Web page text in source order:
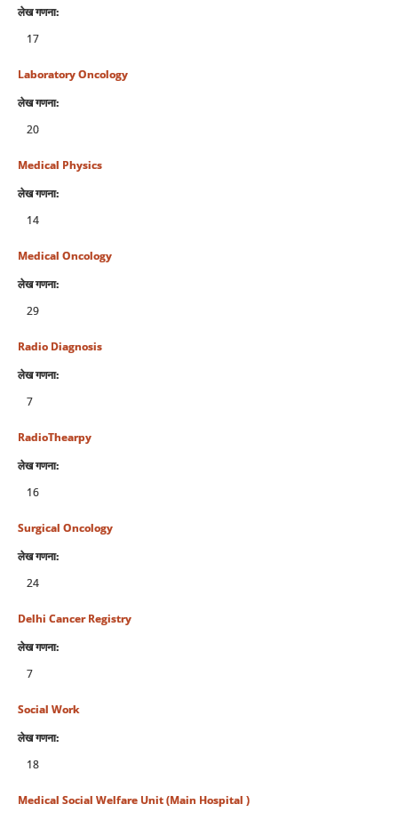
लेख गणना:
17
Laboratory Oncology
लेख गणना:
20
Medical Physics
लेख गणना:
14
Medical Oncology
लेख गणना:
29
Radio Diagnosis
लेख गणना:
7
RadioThearpy
लेख गणना:
16
Surgical Oncology
लेख गणना:
24
Delhi Cancer Registry
लेख गणना:
7
Social Work
लेख गणना:
18
Medical Social Welfare Unit (Main Hospital )